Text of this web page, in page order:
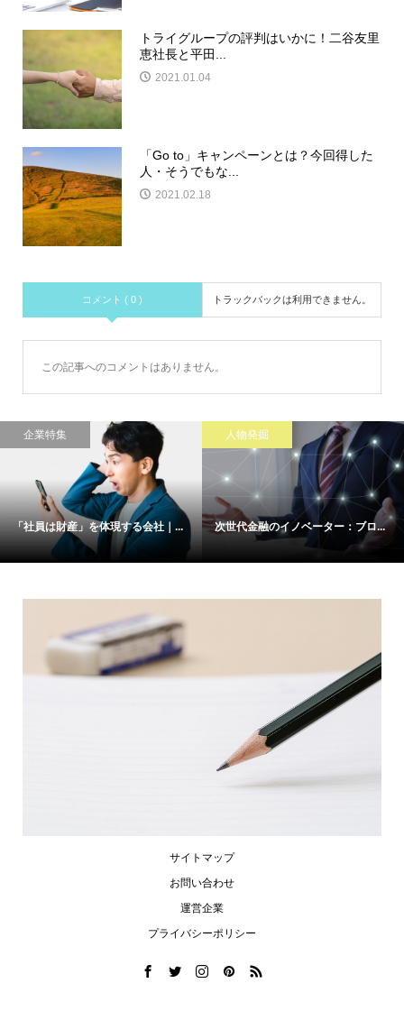
トライグループの評判はいかに！二谷友里
恵社長と平田...
2021.01.04
「Go to」キャンペーンとは？今回得した
人・そうでもな...
2021.02.18
コメント ( 0 ) トラックバックは利用できません。
この記事へのコメントはありません。
企業特集
「社員は財産」を体現する会社｜...
人物発掘
次世代金融のイノベーター：ブロ...
サイトマップ
お問い合わせ
運営企業
プライバシーポリシー